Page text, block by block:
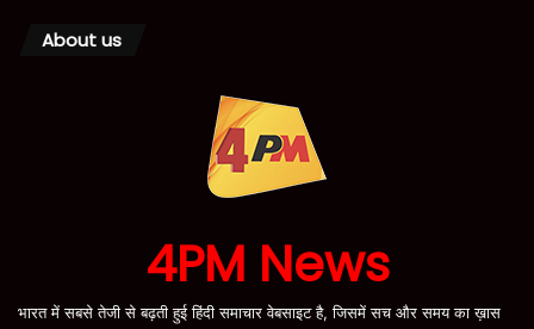
About us
4PM News
भारत में सबसे तेजी से बढ़ती हुई हिंदी समाचार वेबसाइट है, जिसमें सच और समय का ख़ास